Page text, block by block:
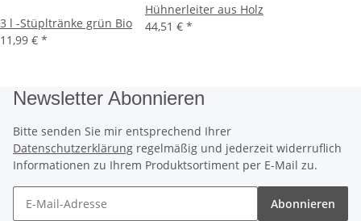
3 l -Stüpltränke grün Bio
11,99 € *
Hühnerleiter aus Holz
44,51 € *
Newsletter Abonnieren
Bitte senden Sie mir entsprechend Ihrer
Datenschutzerklärung regelmäßig und jederzeit widerruflich
Informationen zu Ihrem Produktsortiment per E-Mail zu.
Abonnieren